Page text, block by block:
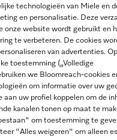
op Instagram
Miele op Pinterest
technologieën van Miele en
en personalisatie. Deze
onze website wordt gebruikt en
te verbeteren. De cookies
van advertenties.
toestemming („Volledige
we Bloomreach-cookies
om informatie over uw
aan uw profiel koppelen om de
kanalen tonen op maat te
om toestemming te
"Alles weigeren" om alleen